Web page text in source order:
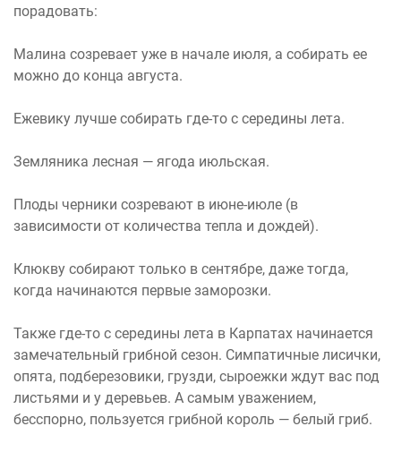
порадовать:
Малина созревает уже в начале июля, а собирать ее
можно до конца августа.
Ежевику лучше собирать где-то с середины лета.
Земляника лесная — ягода июльская.
Плоды черники созревают в июне-июле (в
зависимости от количества тепла и дождей).
Клюкву собирают только в сентябре, даже тогда,
когда начинаются первые заморозки.
Также где-то с середины лета в Карпатах начинается
замечательный грибной сезон. Симпатичные лисички,
опята, подберезовики, грузди, сыроежки ждут вас под
листьями и у деревьев. А самым уважением,
бесспорно, пользуется грибной король — белый гриб.